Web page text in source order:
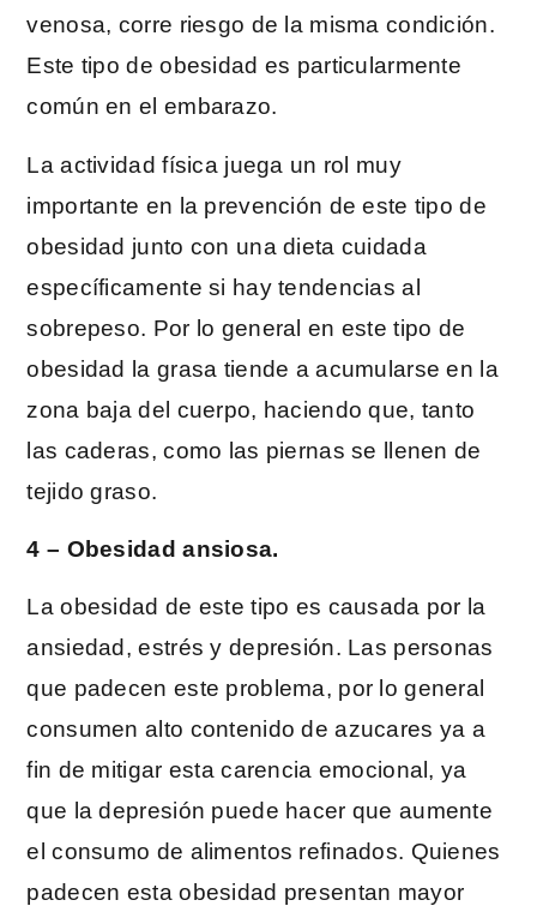
venosa, corre riesgo de la misma condición.
Este tipo de obesidad es particularmente
común en el embarazo.
La actividad física juega un rol muy
importante en la prevención de este tipo de
obesidad junto con una dieta cuidada
específicamente si hay tendencias al
sobrepeso. Por lo general en este tipo de
obesidad la grasa tiende a acumularse en la
zona baja del cuerpo, haciendo que, tanto
las caderas, como las piernas se llenen de
tejido graso.
4 – Obesidad ansiosa.
La obesidad de este tipo es causada por la
ansiedad, estrés y depresión. Las personas
que padecen este problema, por lo general
consumen alto contenido de azucares ya a
fin de mitigar esta carencia emocional, ya
que la depresión puede hacer que aumente
el consumo de alimentos refinados. Quienes
padecen esta obesidad presentan mayor